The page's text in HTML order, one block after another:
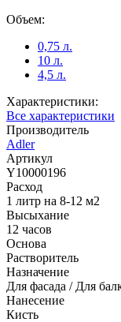
Объем:
0,75 л.
10 л.
4,5 л.
Характеристики:
Все характеристики
Производитель
Adler
Артикул
Y10000196
Расход
1 литр на 8-12 м2
Высыхание
12 часов
Основа
Растворитель
Назначение
Для фасада / Для
Нанесение
Кисть